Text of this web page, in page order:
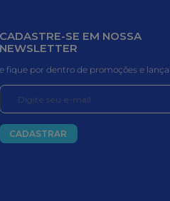
CADASTRE-SE EM NOSSA
NEWSLETTER
e fique por dentro de promoções e
CADASTRAR